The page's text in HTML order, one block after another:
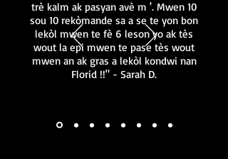
trè kalm ak pasyan avè m '. Mwen 10
sou 10 rekòmande sa a se te yon bon
lekòl mwen te fè 6 leson yo ak tès
wout la epi mwen te pase tès wout
mwen an ak gras a lekòl kondwi nan
Florid !!" - Sarah D.